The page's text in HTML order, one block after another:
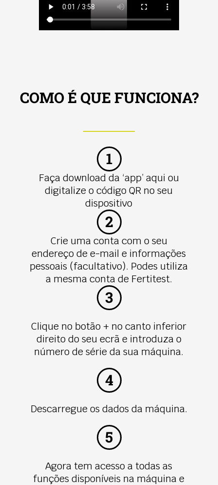
COMO É QUE FUNCIONA?
1
Faça download da ‘app’ aqui ou
digitalize o código QR no seu
dispositivo
2
Crie uma conta com o seu
endereço de e-mail e informações
pessoais (facultativo). Podes utiliza
a mesma conta de Fertitest.
3
Clique no botão + no canto inferior
direito do seu ecrã e introduza o
número de série da sua máquina.
4
Descarregue os dados da máquina.
5
Agora tem acesso a todas as
funções disponíveis na máquina e